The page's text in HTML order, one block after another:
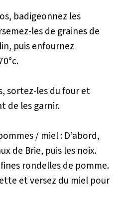
badigeonnez les
les de graines de
puis enfournez
sortez-les du four et
de les garnir.
/ miel : D’abord,
de Brie, puis les noix.
rondelles de pomme.
et versez du miel pour